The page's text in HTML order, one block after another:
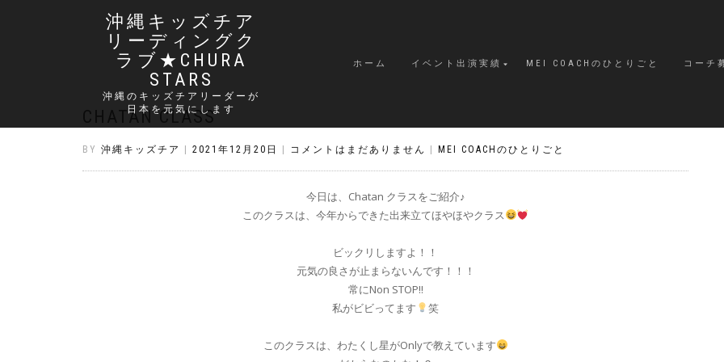
沖縄キッズチア
リーディングク
ラブ★CHURA
STARS
沖縄のキッズチアリーダーが
日本を元気にします
ホーム イベント出演実績 MEI COACHのひとりごと コーチ
CHATAN CLASS
BY 沖縄キッズチア 2021年12月20日 コメントはまだありません MEI COACHのひとりごと
今日は、Chatan クラスをご紹介♪
このクラスは、今年からできた出来立てほやほやクラス
ビックリしますよ！！
元気の良さが止まらないんです！！！
常にNon STOP!!
私がビビってます
笑
このクラスは、わたくし星がOnlyで教えています